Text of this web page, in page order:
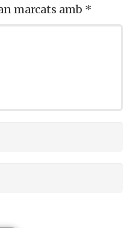
marcats amb *